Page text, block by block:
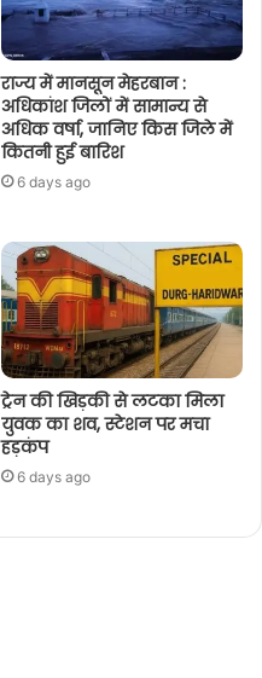
राज्य में मानसून मेहरबान :
अधिकांश जिलों में सामान्य से
अधिक वर्षा, जानिए किस जिले में
कितनी हुई बारिश
6 days ago
ट्रेन की खिड़की से लटका मिला
युवक का शव, स्टेशन पर मचा
हड़कंप
6 days ago